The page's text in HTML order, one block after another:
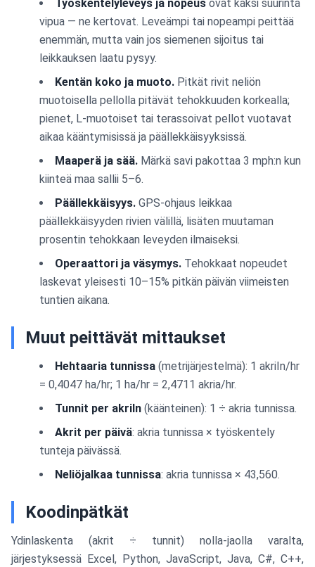
Työskentelyleveys ja nopeus ovat kaksi suurinta
vipua — ne kertovat. Leveämpi tai nopeampi peittää
enemmän, mutta vain jos siemenen sijoitus tai
leikkauksen laatu pysyy.
Kentän koko ja muoto. Pitkät rivit neliön
muotoisella pellolla pitävät tehokkuuden korkealla;
pienet, L-muotoiset tai terassoivat pellot vuotavat
aikaa kääntymisissä ja päällekkäisyyksissä.
Maaperä ja sää. Märkä savi pakottaa 3 mph:n kun
kiinteä maa sallii 5–6.
Päällekkäisyys. GPS-ohjaus leikkaa
päällekkäisyyden rivien välillä, lisäten muutaman
prosentin tehokkaan leveyden ilmaiseksi.
Operaattori ja väsymys. Tehokkaat nopeudet
laskevat yleisesti 10–15% pitkän päivän viimeisten
tuntien aikana.
Muut peittävät mittaukset
Hehtaaria tunnissa (metrijärjestelmä): 1 akriIn/hr
= 0,4047 ha/hr; 1 ha/hr = 2,4711 akria/hr.
Tunnit per akriIn (käänteinen): 1 ÷ akria tunnissa.
Akrit per päivä: akria tunnissa × työskentely
tunteja päivässä.
Neliöjalkaa tunnissa: akria tunnissa × 43,560.
Koodinpätkät
Ydinlaskenta (akrit ÷ tunnit) nolla-jaolla varalta,
järjestyksessä Excel, Python, JavaScript, Java, C#, C++,